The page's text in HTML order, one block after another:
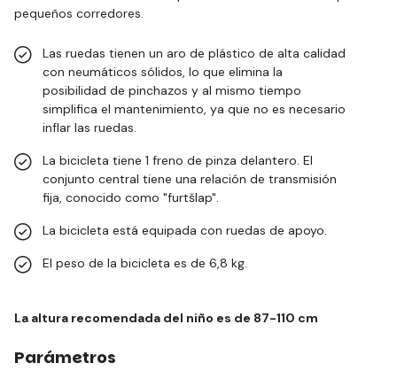
pequeños corredores.
Las ruedas tienen un aro de plástico de alta calidad
con neumáticos sólidos, lo que elimina la
posibilidad de pinchazos y al mismo tiempo
simplifica el mantenimiento, ya que no es necesario
inflar las ruedas.
La bicicleta tiene 1 freno de pinza delantero. El
conjunto central tiene una relación de transmisión
fija, conocido como "furtšlap".
La bicicleta está equipada con ruedas de apoyo.
El peso de la bicicleta es de 6,8 kg.
La altura recomendada del niño es de 87-110 cm
Parámetros